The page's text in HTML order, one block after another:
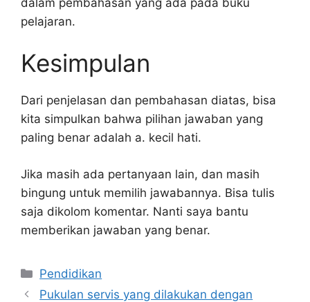
pelajaran.
Kesimpulan
Dari penjelasan dan pembahasan diatas, bisa
kita simpulkan bahwa pilihan jawaban yang
paling benar adalah a. kecil hati.
Jika masih ada pertanyaan lain, dan masih
bingung untuk memilih jawabannya. Bisa tulis
saja dikolom komentar. Nanti saya bantu
memberikan jawaban yang benar.
Kategori
Pendidikan
Pukulan servis yang dilakukan dengan